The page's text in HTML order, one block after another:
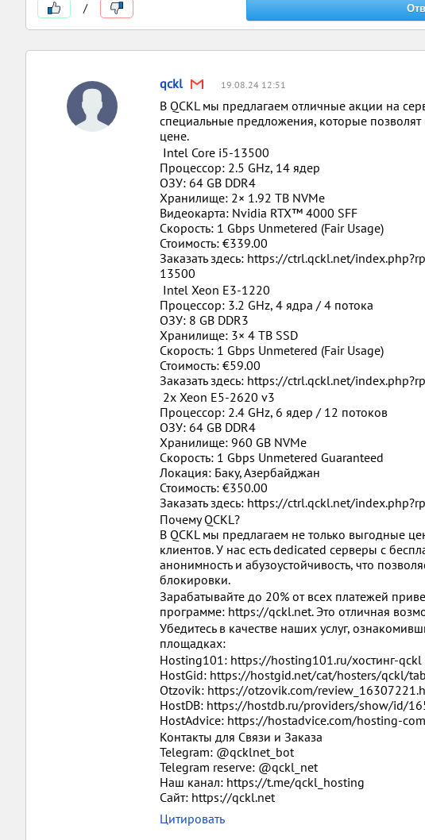
/
qckl 19.08.24 12:51
В QCKL мы предлагаем отличные акции на
специальные предложения, которые
цене.
Intel Core i5-13500
Процессор: 2.5 GHz, 14 ядер
ОЗУ: 64 GB DDR4
Хранилище: 2× 1.92 TB NVMe
Видеокарта: Nvidia RTX™ 4000 SFF
Скорость: 1 Gbps Unmetered (Fair Usage)
Стоимость: €339.00
Заказать здесь: https://ctrl.qckl.net/
13500
Intel Xeon E3-1220
Процессор: 3.2 GHz, 4 ядра / 4 потока
ОЗУ: 8 GB DDR3
Хранилище: 3× 4 TB SSD
Скорость: 1 Gbps Unmetered (Fair Usage)
Стоимость: €59.00
Заказать здесь: https://ctrl.qckl.net/
2x Xeon E5-2620 v3
Процессор: 2.4 GHz, 6 ядер / 12 потоков
ОЗУ: 64 GB DDR4
Хранилище: 960 GB NVMe
Скорость: 1 Gbps Unmetered Guaranteed
Локация: Баку, Азербайджан
Стоимость: €350.00
Заказать здесь: https://ctrl.qckl.net/
Почему QCKL?
В QCKL мы предлагаем не только выгодные
клиентов. У нас есть dedicated серверы с
анонимность и абузоустойчивость, что
блокировки.
Зарабатывайте до 20% от всех платежей
программе: https://qckl.net. Это отличная
Убедитесь в качестве наших услуг,
площадках:
Hosting101: https://hosting101.ru/хостинг-qckl
HostGid: https://hostgid.net/cat/hosters/qckl/
Otzovik: https://otzovik.com/
HostDB: https://hostdb.ru/providers/show/id/
HostAdvice: https://hostadvice.com/hosting-
Контакты для Связи и Заказа
Telegram: @qcklnet_bot
Telegram reserve: @qckl_net
Наш канал: https://t.me/qckl_hosting
Сайт: https://qckl.net
Цитировать